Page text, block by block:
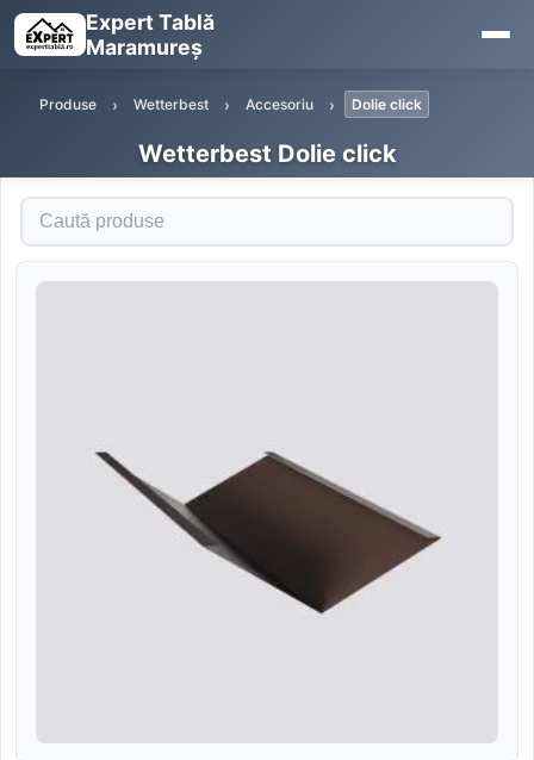
Expert Tablă
Maramureș
Produse Wetterbest Accesoriu Dolie click
Wetterbest Dolie click
Caută produse